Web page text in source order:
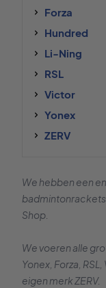
Forza
Hundred
Li-Ning
RSL
Victor
Yonex
ZERV
We hebben een
badmintonrackets
Shop.
We voeren alle
Yonex, Forza,
eigen merk ZERV.